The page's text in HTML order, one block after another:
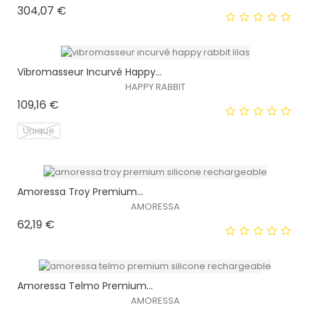
HORS STOCK
304,07 €
EXCLUSIVITÉ WEB !
HORS STOCK
Vibromasseur Incurvé Happy...
HAPPY RABBIT
109,16 €
Unique
Amoressa Troy Premium...
AMORESSA
62,19 €
Amoressa Telmo Premium...
AMORESSA